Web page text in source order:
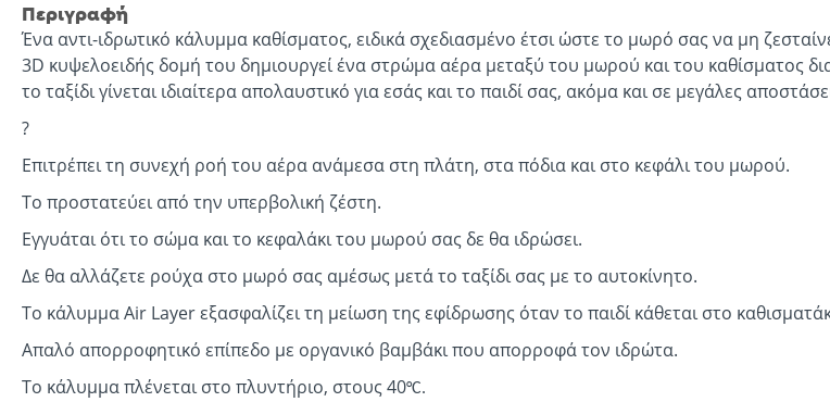
Περιγραφή
Ένα αντι-ιδρωτικό κάλυμμα καθίσματος, ειδικά σχεδιασμένο έτσι ώστε το μωρό σας να μη
3D κυψελοειδής δομή του δημιουργεί ένα στρώμα αέρα μεταξύ του μωρού και του καθίσματος
το ταξίδι γίνεται ιδιαίτερα απολαυστικό για εσάς και το παιδί σας, ακόμα και σε μεγάλες
?
Επιτρέπει τη συνεχή ροή του αέρα ανάμεσα στη πλάτη, στα πόδια και στο κεφάλι του μωρού.
Το προστατεύει από την υπερβολική ζέστη.
Εγγυάται ότι το σώμα και το κεφαλάκι του μωρού σας δε θα ιδρώσει.
Δε θα αλλάζετε ρούχα στο μωρό σας αμέσως μετά το ταξίδι σας με το αυτοκίνητο.
Το κάλυμμα Air Layer εξασφαλίζει τη μείωση της εφίδρωσης όταν το παιδί κάθεται στο
Απαλό απορροφητικό επίπεδο με οργανικό βαμβάκι που απορροφά τον ιδρώτα.
Το κάλυμμα πλένεται στο πλυντήριο, στους 40°C.